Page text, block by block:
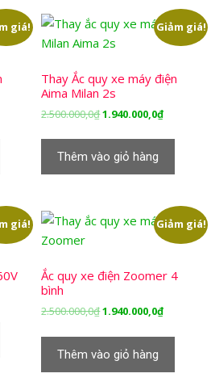
giá! Giảm giá!
Thay Ắc quy xe máy điện
Aima Milan 2s
2.500.000,0₫Giá
2.500.000,0₫.
1.940.000,0₫Giá
Thêm vào giỏ hàng
giá! Giảm giá!
Ắc quy xe điện Zoomer 4
bình
2.500.000,0₫Giá
2.500.000,0₫.
1.940.000,0₫Giá
Thêm vào giỏ hàng